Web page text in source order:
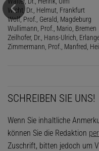
Wicht, Dr., Helmut, Frankfurt
Wolf, Prof., Gerald, Magdeburg
Wullimann, Prof., Mario, Bremen
Zeilhofer, Dr., Hans-Ulrich,
Zimmermann, Prof., Manfred,
SCHREIBEN SIE UNS!
Wenn Sie inhaltliche
können Sie die Redaktion
Zuschrift, bitten jedoch um